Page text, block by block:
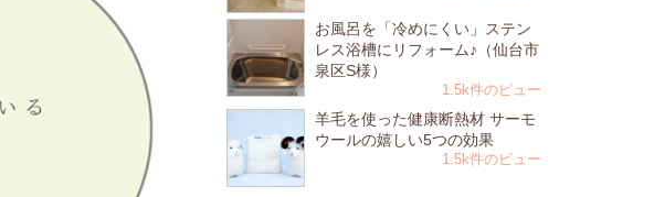
お風呂を「冷めにくい」ステン
レス浴槽にリフォーム♪（仙台市
泉区S様）
1.5k件のビュー
羊毛を使った健康断熱材 サーモ
ウールの嬉しい5つの効果
1.5k件のビュー